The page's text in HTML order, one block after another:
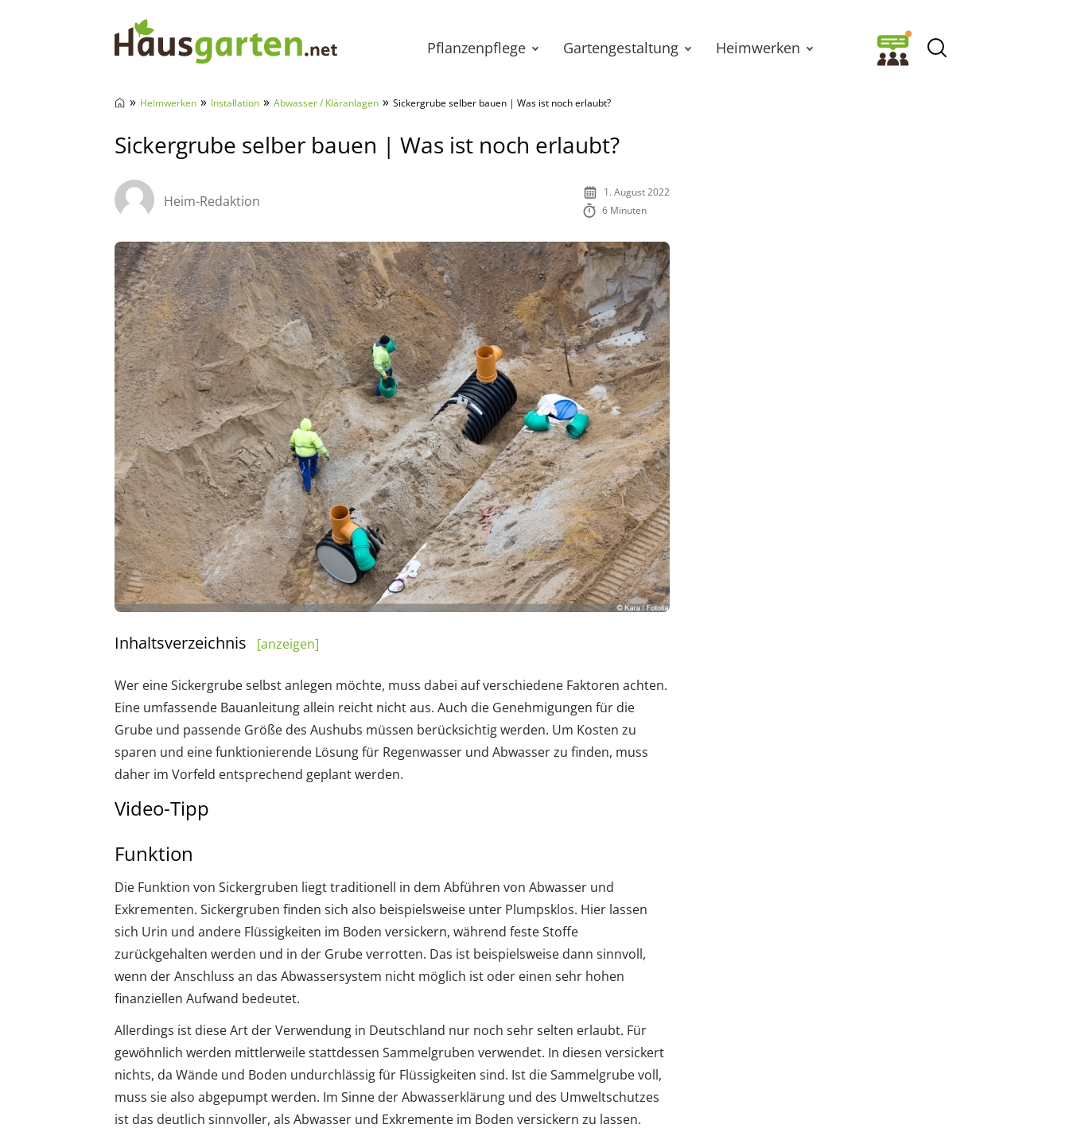
Pflanzenpflege Gartengestaltung Heimwerken
» Heimwerken » Installation » Abwasser / Kläranlagen » Sickergrube selber bauen | Was ist noch erlaubt?
Sickergrube selber bauen | Was ist noch erlaubt?
Heim-Redaktion
1. August 2022
6 Minuten
Inhaltsverzeichnis [anzeigen]
Wer eine Sickergrube selbst anlegen möchte, muss dabei auf verschiedene Faktoren achten.
Eine umfassende Bauanleitung allein reicht nicht aus. Auch die Genehmigungen für die
Grube und passende Größe des Aushubs müssen berücksichtig werden. Um Kosten zu
sparen und eine funktionierende Lösung für Regenwasser und Abwasser zu finden, muss
daher im Vorfeld entsprechend geplant werden.
Video-Tipp
Funktion
Die Funktion von Sickergruben liegt traditionell in dem Abführen von Abwasser und
Exkrementen. Sickergruben finden sich also beispielsweise unter Plumpsklos. Hier lassen
sich Urin und andere Flüssigkeiten im Boden versickern, während feste Stoffe
zurückgehalten werden und in der Grube verrotten. Das ist beispielsweise dann sinnvoll,
wenn der Anschluss an das Abwassersystem nicht möglich ist oder einen sehr hohen
finanziellen Aufwand bedeutet.
Allerdings ist diese Art der Verwendung in Deutschland nur noch sehr selten erlaubt. Für
gewöhnlich werden mittlerweile stattdessen Sammelgruben verwendet. In diesen versickert
nichts, da Wände und Boden undurchlässig für Flüssigkeiten sind. Ist die Sammelgrube voll,
muss sie also abgepumpt werden. Im Sinne der Abwasserklärung und des Umweltschutzes
ist das deutlich sinnvoller, als Abwasser und Exkremente im Boden versickern zu lassen.